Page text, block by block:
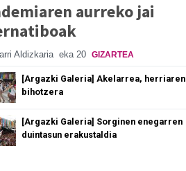
aurreko jai
Aldizkaria eka 20 GIZARTEA
[Argazki Galeria] Akelarrea, herriaren
bihotzera
[Argazki Galeria] Sorginen enegarren
duintasun erakustaldia